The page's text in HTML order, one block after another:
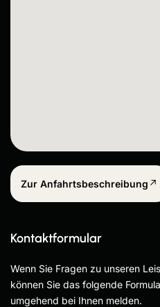
Zur Anfahrtsbeschreibung
Kontaktformular
Wenn Sie Fragen zu unseren
können Sie das folgende
umgehend bei Ihnen melden.